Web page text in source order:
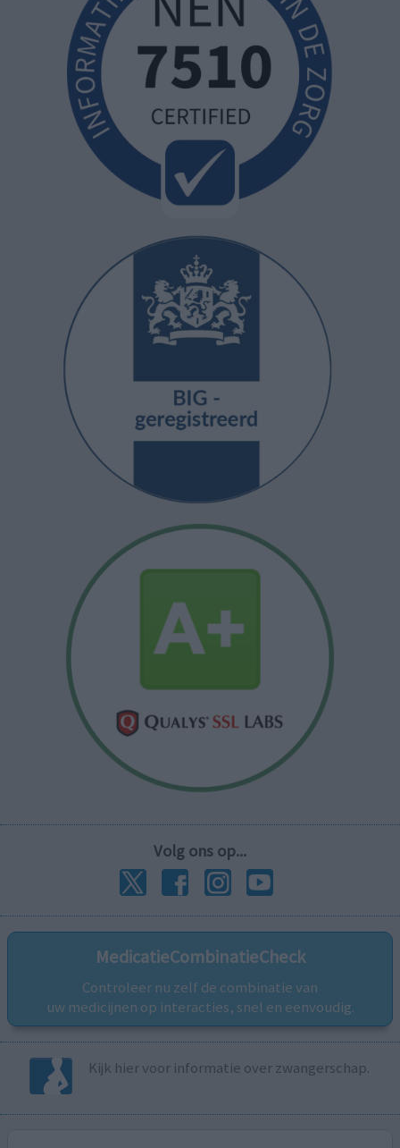
Volg ons op...
MedicatieCombinatieCheck
Controleer nu zelf de combinatie van
uw medicijnen op interacties, snel en eenvoudig.
Kijk hier voor informatie over zwangerschap.